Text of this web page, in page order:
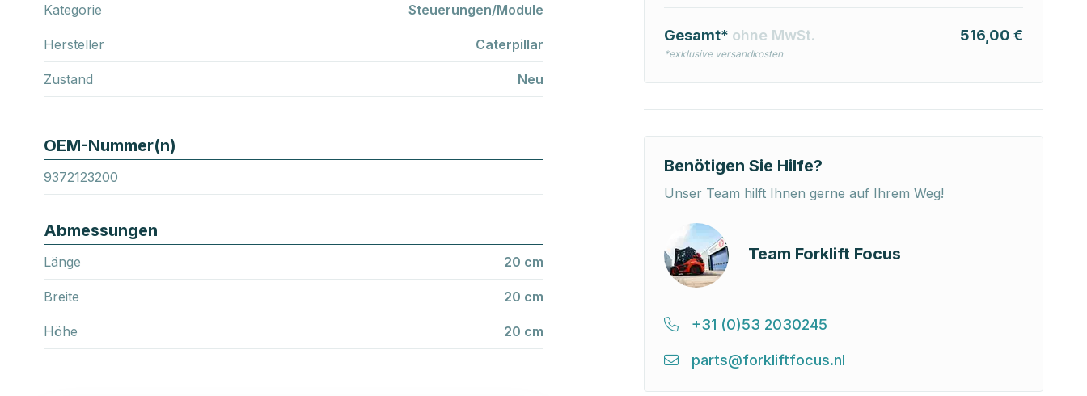
Gesamt* ohne MwSt.
*exklusive versandkosten
516,00 €
Benötigen Sie Hilfe?
Unser Team hilft Ihnen gerne auf Ihrem Weg!
Team Forklift Focus
+31 (0)53 2030245
parts@forkliftfocus.nl
Kategorie Steuerungen/Module
Hersteller Caterpillar
Zustand Neu
OEM-Nummer(n)
9372123200
Abmessungen
Länge 20 cm
Breite 20 cm
Höhe 20 cm